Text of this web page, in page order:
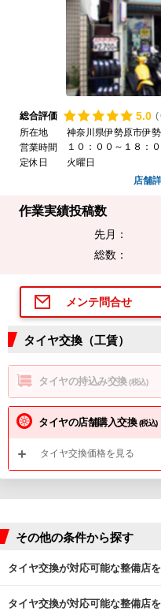
総合評価 5.0 (
所在地
神奈川県伊勢原市伊
営業時間
１０：００～１８：０
定休日
火曜日
店舗
作業実績投稿数
先月：
総数：
メンテ問合せ
タイヤ交換（工賃）
タイヤの持込み交換(税込)
タイヤの店舗購入交換(税込)
タイヤ交換価格を見る
その他の条件から探す
タイヤ交換が対応可能な整備店
タイヤ交換が対応可能な整備店